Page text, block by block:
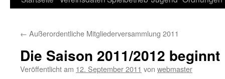
← Außerordentliche Mitgliederversammlung 2011
Die Saison 2011/2012 beginnt
Veröffentlicht am 12. September 2011 von webmaster